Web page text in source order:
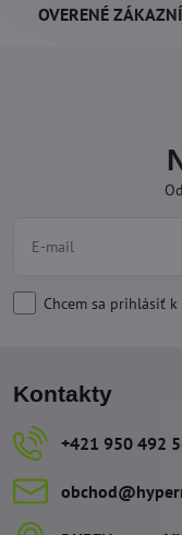
OVERENÉ
Chcem sa prihlásiť
Kontakty
+421 950 492